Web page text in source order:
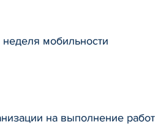
мобильности
на выполнение работ